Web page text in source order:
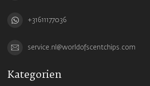
+31611177036
service.nl@worldofscentchips.com
Kategorien